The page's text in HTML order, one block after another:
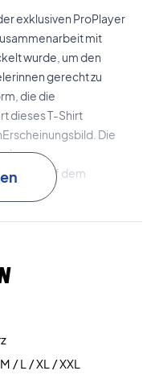
exklusiven ProPlayer
mit
wurde, um den
gerecht zu
die die
dieses T-Shirt
Die
einen
Look auf dem
die ihre
dafür, dass Sie
/ L / XL / XXL